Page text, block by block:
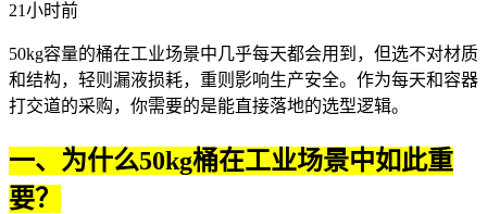
21小时前
50kg容量的桶在工业场景中几乎每天都会用到，但选不对材质
和结构，轻则漏液损耗，重则影响生产安全。作为每天和容器
打交道的采购，你需要的是能直接落地的选型逻辑。
一、为什么50kg桶在工业场景中如此重
要？